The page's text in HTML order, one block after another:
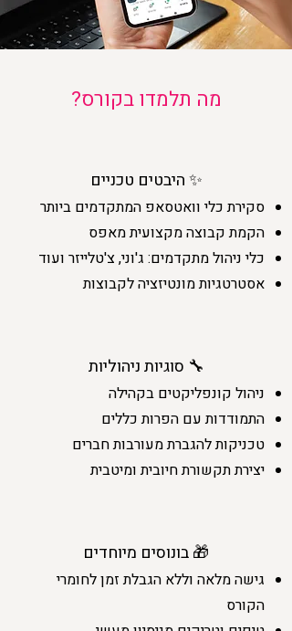
מה תלמדו בקורס?
היבטים טכניים ✨
סקירת כלי וואטסאפ המתקדמים ביותר
הקמת קבוצה מקצועית מאפס
כלי ניהול מתקדמים: ג'וני, צ'טלייזר ועוד
אסטרטגיות מונטיזציה לקבוצות
סוגיות ניהוליות 🔧
ניהול קונפליקטים בקהילה
התמודדות עם הפרות כללים
טכניקות להגברת מעורבות חברים
יצירת תקשורת חיובית ומיטבית
בונוסים מיוחדים 🎁
גישה מלאה וללא הגבלת זמן לחומרי
הקורס